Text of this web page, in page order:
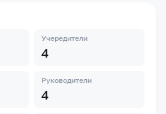
Учередители
4
Руководители
4